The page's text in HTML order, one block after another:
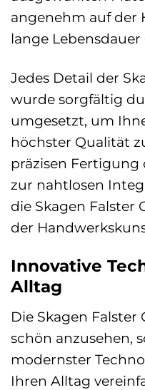
angenehm auf der
lange
Jedes Detail der
wurde sorgfältig
umgesetzt, um
höchster Qualität
präzisen Fertigung
zur nahtlosen
die Skagen Falster
der
Innovative
Alltag
Die Skagen
schön anzusehen,
modernster
Ihren Alltag